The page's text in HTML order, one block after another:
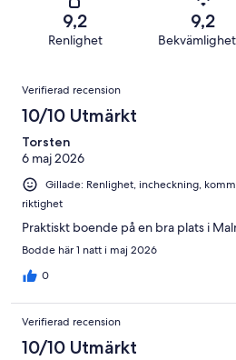
recensioner
recensioner
betyg.
av
583
recensioner
9,2
Renlighet
9,2
Recensioner
Verifierad recension
10/10 Utmärkt
Torsten
6 maj 2026
Gillade: Renlighet, incheckning,
riktighet
Praktiskt boende på en bra plats i
Bodde här 1 natt i maj 2026
0
Verifierad recension
10/10 Utmärkt